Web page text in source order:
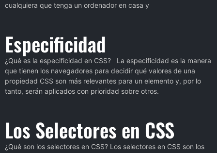
cualquiera que tenga un ordenador en casa y
Especificidad
¿Qué es la especificidad en CSS? La especificidad es la manera
que tienen los navegadores para decidir qué valores de una
propiedad CSS son más relevantes para un elemento y, por lo
tanto, serán aplicados con prioridad sobre otros.
Los Selectores en CSS
¿Qué son los selectores en CSS? Los selectores en CSS son los